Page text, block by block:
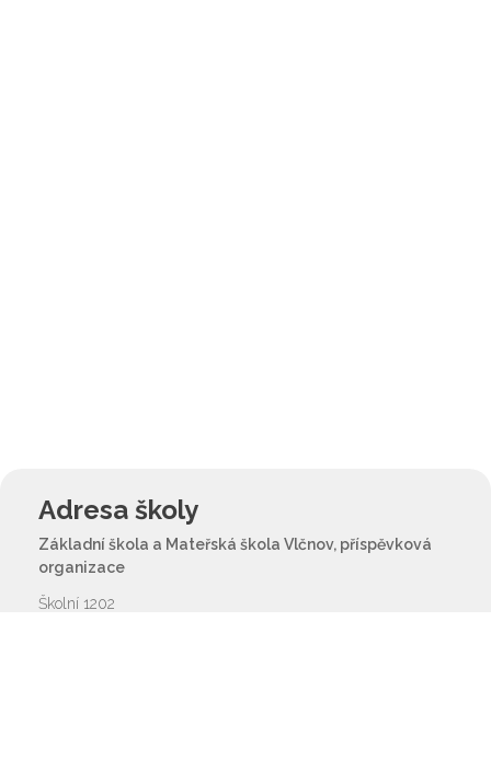
Adresa školy
Základní škola a Mateřská škola Vlčnov, příspěvková
organizace
Školní 1202